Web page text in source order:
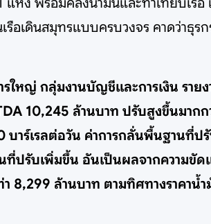
อเดินสมุทรแบบครบวงจร คาดว่าธุรก
หญ่ กลุ่มงานบัญชีและการเงิน ราย
10,245 ล้านบาท ปรับสูงขึ้นมากก
าร์เรลต่อวัน ค่าการกลั่นพื้นฐานที่ป
รับเพิ่มขึ้น อันเป็นผลจากความขัด
8,299 ล้านบาท ตามทิศทางราคาน้